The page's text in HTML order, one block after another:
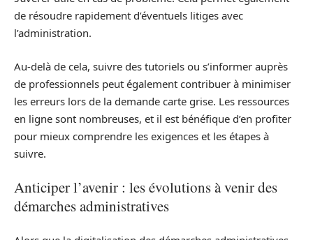
de résoudre rapidement d’éventuels litiges avec
l’administration.
Au-delà de cela, suivre des tutoriels ou s’informer auprès
de professionnels peut également contribuer à minimiser
les erreurs lors de la demande carte grise. Les ressources
en ligne sont nombreuses, et il est bénéfique d’en profiter
pour mieux comprendre les exigences et les étapes à
suivre.
Anticiper l’avenir : les évolutions à venir des
démarches administratives